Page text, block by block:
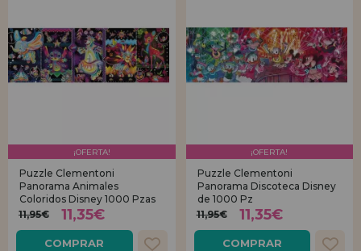
¡OFERTA!
Puzzle Clementoni
Panorama Animales
Coloridos Disney 1000 Pzas
11,95€
11,35€
COMPRAR
¡OFERTA!
Puzzle Clementoni
Panorama Discoteca Disney
de 1000 Pz
11,95€
11,35€
COMPRAR